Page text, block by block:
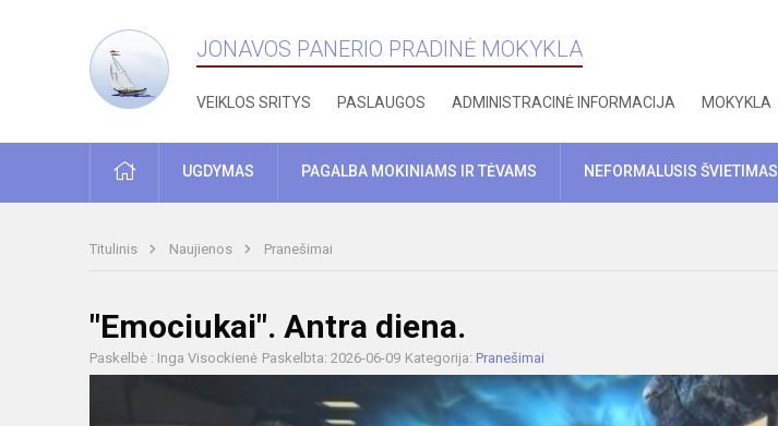
JONAVOS PANERIO PRADINĖ MOKYKLA
VEIKLOS SRITYS PASLAUGOS ADMINISTRACINĖ INFORMACIJA MOKYKLA
PRADŽIAUGDYMAS PAGALBA MOKINIAMS IR TĖVAMS NEFORMALUSIS ŠVIETIMAS
Titulinis Naujienos Pranešimai
"Emociukai". Antra diena.
Paskelbė : Inga Visockienė Paskelbta: 2026-06-09 Kategorija: Pranešimai